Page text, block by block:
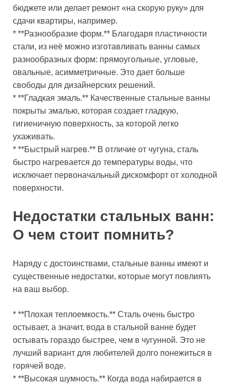
бюджете или делает ремонт «на скорую руку» для
сдачи квартиры, например.
* **Разнообразие форм.** Благодаря пластичности
стали, из неё можно изготавливать ванны самых
разнообразных форм: прямоугольные, угловые,
овальные, асимметричные. Это дает больше
свободы для дизайнерских решений.
* **Гладкая эмаль.** Качественные стальные ванны
покрыты эмалью, которая создает гладкую,
гигиеничную поверхность, за которой легко
ухаживать.
* **Быстрый нагрев.** В отличие от чугуна, сталь
быстро нагревается до температуры воды, что
исключает первоначальный дискомфорт от холодной
поверхности.
Недостатки стальных ванн:
О чем стоит помнить?
Наряду с достоинствами, стальные ванны имеют и
существенные недостатки, которые могут повлиять
на ваш выбор.
* **Плохая теплоемкость.** Сталь очень быстро
остывает, а значит, вода в стальной ванне будет
остывать гораздо быстрее, чем в чугунной. Это не
лучший вариант для любителей долго понежиться в
горячей воде.
* **Высокая шумность.** Когда вода набирается в